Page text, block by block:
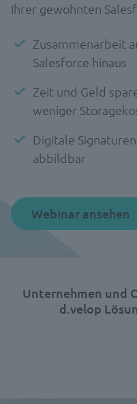
Ihrer gewohnten
Zusammenarbeit
Salesforce hinaus
Zeit und Geld
weniger
Digitale
abbildbar
Webinar ansehen
Unternehmen und
d.velop